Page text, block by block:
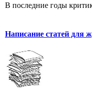
В последние годы
Написание статей для